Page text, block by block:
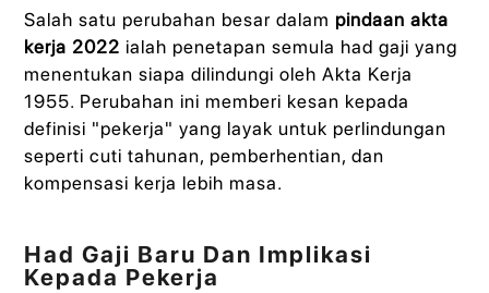
Salah satu perubahan besar dalam pindaan akta
kerja 2022 ialah penetapan semula had gaji yang
menentukan siapa dilindungi oleh Akta Kerja
1955. Perubahan ini memberi kesan kepada
definisi "pekerja" yang layak untuk perlindungan
seperti cuti tahunan, pemberhentian, dan
kompensasi kerja lebih masa.
Had Gaji Baru Dan Implikasi
Kepada Pekerja